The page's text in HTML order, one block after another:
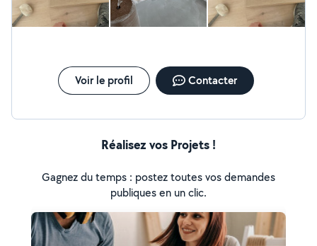
Voir le profil Contacter
Réalisez vos Projets !
Gagnez du temps : postez toutes vos demandes
publiques en un clic.